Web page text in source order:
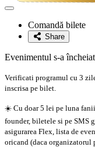
Adaugă
favoriteComandă bilete
Share
Evenimentul s-a
Verificati programul cu 3
inscrisa pe bilet.
☀️ Cu doar 5 lei pe luna fanii
founder, biletele si pe SMS
asigurarea Flex, lista de
oricand (daca organizatorul